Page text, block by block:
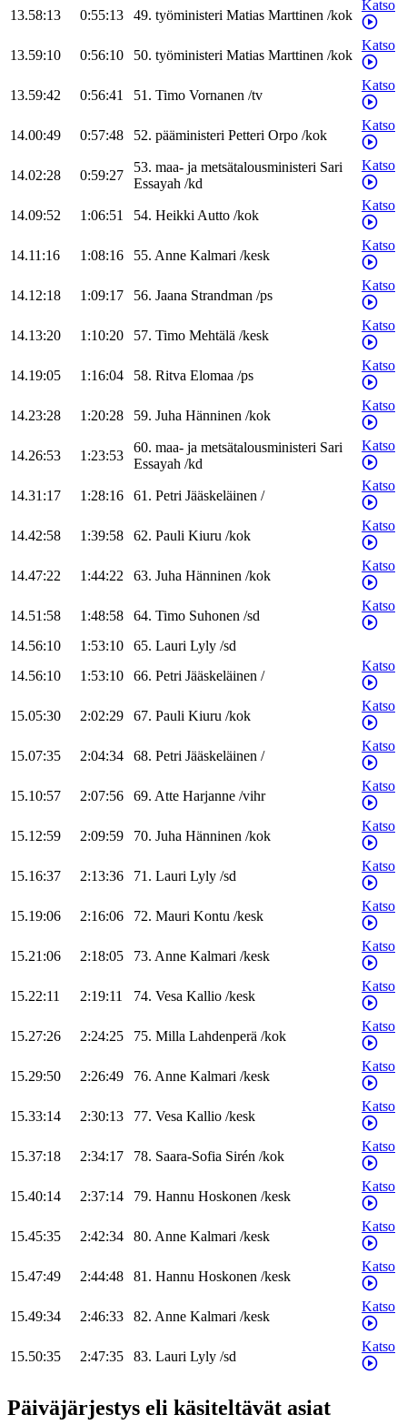
13.58:13 0:55:13 49. työministeri Matias Marttinen /kok
Katso
13.59:10 0:56:10 50. työministeri Matias Marttinen /kok
Katso
13.59:42 0:56:41 51. Timo Vornanen /tv
Katso
14.00:49 0:57:48 52. pääministeri Petteri Orpo /kok
Katso
14.02:28 0:59:27
53. maa- ja metsätalousministeri Sari
Essayah /kd
Katso
14.09:52 1:06:51 54. HeikkiAutto /kok
Katso
14.11:16 1:08:16 55. Anne Kalmari /kesk
Katso
14.12:18 1:09:17 56. Jaana Strandman /ps
Katso
14.13:20 1:10:20 57. Timo Mehtälä /kesk
Katso
14.19:05 1:16:04 58. Ritva Elomaa /ps
Katso
14.23:28 1:20:28 59. Juha Hänninen /kok
Katso
14.26:53 1:23:53
60. maa- ja metsätalousministeri Sari
Essayah /kd
Katso
14.31:17 1:28:16 61. Petri Jääskeläinen /
Katso
14.42:58 1:39:58 62. Pauli Kiuru /kok
Katso
14.47:22 1:44:22 63. Juha Hänninen /kok
Katso
14.51:58 1:48:58 64. Timo Suhonen /sd
Katso
14.56:10 1:53:10 65. Lauri Lyly /sd
14.56:10
1:53:10 66. Petri Jääskeläinen /
Katso
15.05:30 2:02:29 67. Pauli Kiuru /kok
Katso
15.07:35 2:04:34 68. Petri Jääskeläinen /
Katso
15.10:57 2:07:56 69. Atte Harjanne /vihr
Katso
15.12:59 2:09:59 70. Juha Hänninen /kok
Katso
15.16:37 2:13:36 71. Lauri Lyly /sd
Katso
15.19:06 2:16:06 72. Mauri Kontu /kesk
Katso
15.21:06 2:18:05 73. Anne Kalmari /kesk
Katso
15.22:11 2:19:11 74. Vesa Kallio /kesk
Katso
15.27:26 2:24:25 75. Milla Lahdenperä /kok
Katso
15.29:50 2:26:49 76. Anne Kalmari /kesk
Katso
15.33:14 2:30:13 77. Vesa Kallio /kesk
Katso
15.37:18 2:34:17 78. Saara-Sofia Sirén /kok
Katso
15.40:14 2:37:14 79. Hannu Hoskonen /kesk
Katso
15.45:35 2:42:34 80. Anne Kalmari /kesk
Katso
15.47:49 2:44:48 81. Hannu Hoskonen /kesk
Katso
15.49:34 2:46:33 82. Anne Kalmari /kesk
Katso
15.50:35 2:47:35 83. Lauri Lyly /sd
Katso
Päiväjärjestys eli käsiteltävät asiat